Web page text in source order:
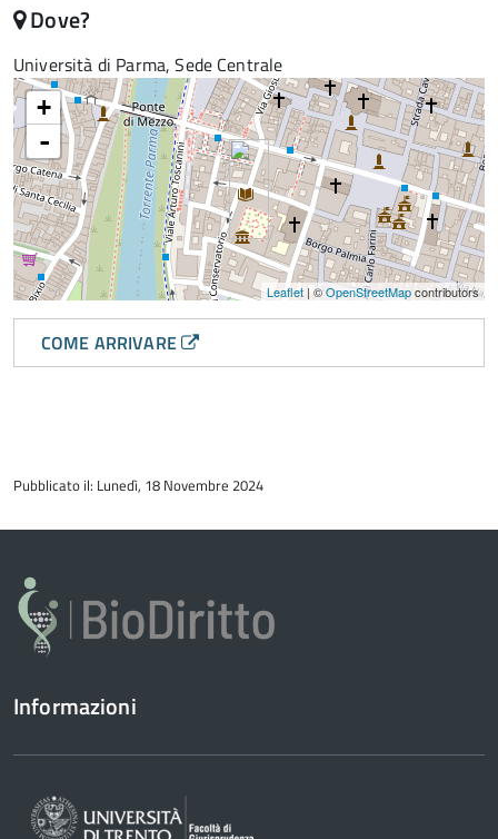
Dove?
Università di Parma, Sede Centrale
+
-
Leaflet | ©OpenStreetMapcontributors
COME ARRIVARE
del
Pubblicato il: Lunedì, 18 Novembre 2024
Informazioni